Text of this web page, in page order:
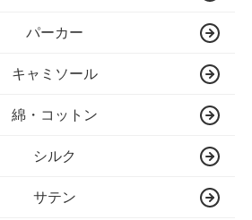
パーカー
キャミソール
綿・コットン
シルク
サテン